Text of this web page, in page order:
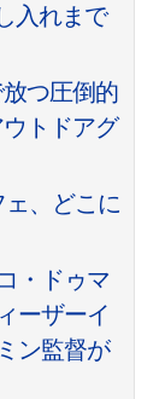
入れまで
つ圧倒的
トドアグ
、どこに
・ドゥマ
ーザーイ
ン監督が